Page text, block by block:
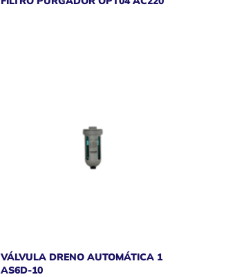
VÁLVULA DRENO AUTOMÁTICA 1
AS6D-10